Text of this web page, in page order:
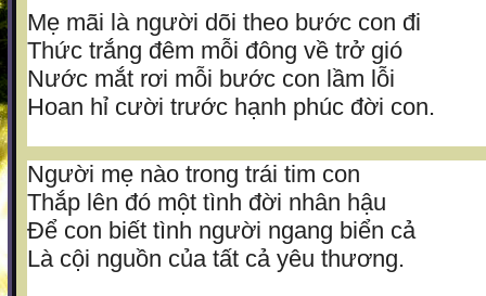
Mẹ mãi là người dõi theo bước con đi
Thức trắng đêm mỗi đông về trở gió
Nước mắt rơi mỗi bước con lầm lỗi
Hoan hỉ cười trước hạnh phúc đời con.
Người mẹ nào trong trái tim con
Thắp lên đó một tình đời nhân hậu
Để con biết tình người ngang biển cả
Là cội nguồn của tất cả yêu thương.